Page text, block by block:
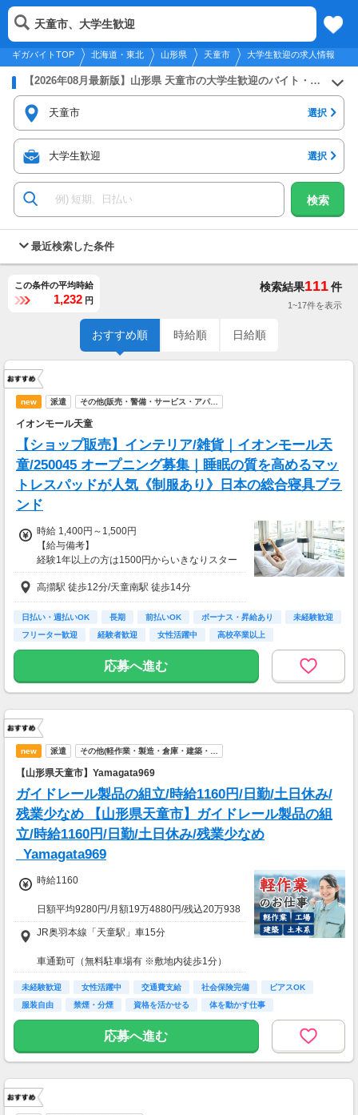
2026年8月9日更新
北海道・東北
メニュー
ギガバイトTOP 北海道・東北 山形県 天童市 大学生歓迎の求人情報
天童市、大学生歓迎
【2026年08月最新版】山形県 天童市の大学生歓迎のバイト・アルバイト・パートの求人募集情報
天童市 選択
大学生歓迎 選択
検索
最近検索した条件
この条件の平均時給
1,232 円
検索結果111件
1~17件を表示
おすすめ順 時給順 日給順
new 派遣 その他(販売・警備・サービス・アパ…
イオンモール天童
【ショップ販売】インテリア/雑貨｜イオンモール天
童/250045 オープニング募集｜睡眠の質を高めるマッ
トレスパッドが人気《制服あり》日本の総合寝具ブラ
ンド
時給 1,400円～1,500円
【給与備考】
経験1年以上の方は1500円からいきなりスター
ト！経験1年未満の方も就業1年後には必ず150
0円に昇給します！
◆月収例
13万4千円～14万4千円＋残業手当
6割のスタッフが利用中！働いた給料の一部を
最短即時支払い。
利用料・振込手数料はすべて無料。
高擶駅 徒歩12分/天童南駅 徒歩14分
日払い・週払いOK 長期 前払いOK ボーナス・昇給あり
未経験歓迎
フリーター歓迎
経験者歓迎 女性活躍中 高校卒業以上
応募へ進む
new 派遣 その他(軽作業・製造・倉庫・建築・…
【山形県天童市】Yamagata969
ガイドレール製品の組立/時給1160円/日勤/土日休み/
残業少なめ 【山形県天童市】ガイドレール製品の組
立/時給1160円/日勤/土日休み/残業少なめ
_Yamagata969
時給1160
日額平均9280円/月額19万4880円/残込20万938
0円
※18歳以上
※学生は応募不可（卒業見込みで、社会人予定
の方は卒業後に派遣登録が可能です。）
JR奥羽本線「天童駅」車15分
車通勤可（無料駐車場有 ※敷地内徒歩1分）
未経験歓迎 女性活躍中 交通費支給 社会保険完備
ピアスOK
服装自由
禁煙・分煙 資格を活かせる 体を動かす仕事
応募へ進む